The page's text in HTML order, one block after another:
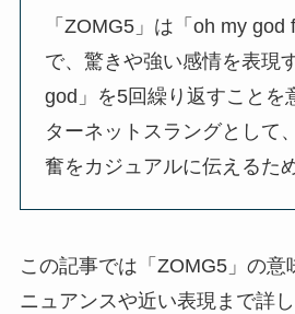
「ZOMG5」は「oh my
で、驚きや強い感情を表現
god」を5回繰り返すことを
ターネットスラングとして
奮をカジュアルに伝えるた
この記事では「ZOMG5」の意
ニュアンスや近い表現まで詳